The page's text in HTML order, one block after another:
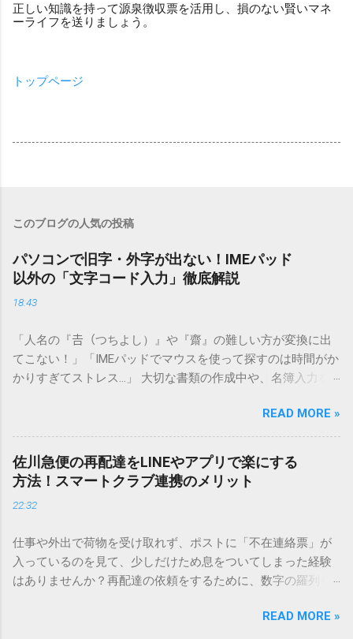
正しい知識を持って源泉徴収票を活用し、損のない賢いマネ
ーライフを送りましょう。
トップページ
このブログの人気の投稿
パソコンで旧字・外字が出ない！IMEパッド
以外の「文字コード入力」徹底解説
18:43
「人名の『𠮷（つちよし）』や『齋』の難しい方が変換に出
てこない！」「IMEパッドでマウスを使って探すのは時間がか
かりすぎてストレス…」 大切な書類の作成中や、名簿入力を
てしまいますよね。多くの人が「IMEパッド（手書き入力）」
を使いますが、実はマウスで一画ずつ書くのは非効率です
し、似た漢字が多すぎて結局見つからないことも少なくあり
ません。 そこで今回は、IMEパッドを使わずに、特定のコー
ドを打ち込むだけで一瞬で旧字や外字、特殊記号を呼び出す
「文字コード入力」のテクニックを詳しく解説します。 この
必要はありません。 1. なぜ「変換」しても旧字・外字が出て
こないのか？ そもそも、なぜ普通の変換で出てこない漢字が
あるのでしょうか。その理由は、パソコンが文字を認識する
は、JIS規格（日本産業規格）によって「第1水準」「第2水
READ MORE »
佐川急便の再配達をLINEやアプリで楽にする
方法！スマートクラブ連携のメリット
22:32
仕事や外出で荷物を受け取れず、ポストに「不在連絡票」が
入っているのを見て、少しだけため息をついてしまった経験
はありませんか？再配達の依頼をするために、数字の羅列を
ことに申し訳なさを感じたりすることもあるかもしれませ
READ MORE »